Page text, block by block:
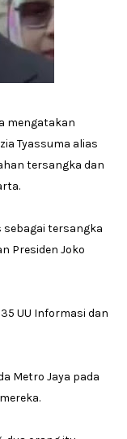
mengatakan
Tyassuma alias
tersangka dan
sebagai tersangka
Presiden Joko
UU Informasi dan
Metro Jaya pada